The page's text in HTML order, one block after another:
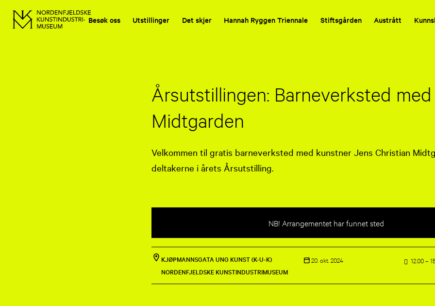
Besøk oss Utstillinger Det skjer Hannah Ryggen Triennale Stiftsgården Austrått
Årsutstillingen: Barneverksted
Midtgarden
Velkommen til gratis barneverksted med kunstner Jens Christian
deltakerne i årets Årsutstilling.
NB! Arrangementet har funnet sted
KJØPMANNSGATA UNG KUNST (K-U-K)
NORDENFJELDSKE KUNSTINDUSTRIMUSEUM
20. okt. 2024 12.00 –